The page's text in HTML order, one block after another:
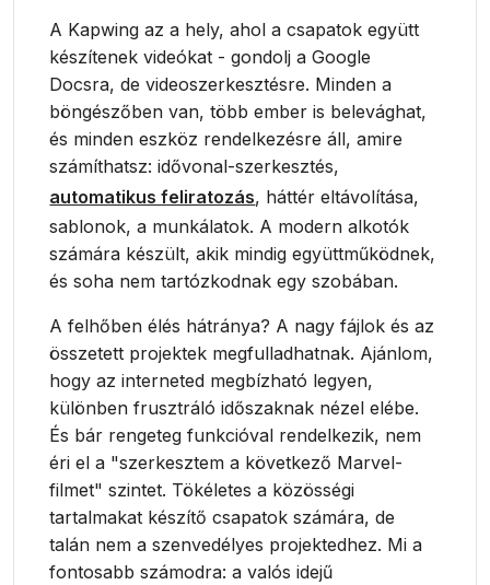
A Kapwing az a hely, ahol a csapatok együtt
készítenek videókat - gondolj a Google
Docsra, de videoszerkesztésre. Minden a
böngészőben van, több ember is belevághat,
és minden eszköz rendelkezésre áll, amire
számíthatsz: idővonal-szerkesztés,
automatikus feliratozás, háttér eltávolítása,
sablonok, a munkálatok. A modern alkotók
számára készült, akik mindig együttműködnek,
és soha nem tartózkodnak egy szobában.
A felhőben élés hátránya? A nagy fájlok és az
összetett projektek megfulladhatnak. Ajánlom,
hogy az interneted megbízható legyen,
különben frusztráló időszaknak nézel elébe.
És bár rengeteg funkcióval rendelkezik, nem
éri el a "szerkesztem a következő Marvel-
filmet" szintet. Tökéletes a közösségi
tartalmakat készítő csapatok számára, de
talán nem a szenvedélyes projektedhez. Mi a
fontosabb számodra: a valós idejű